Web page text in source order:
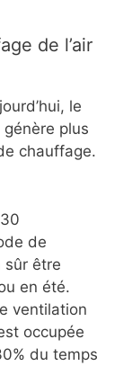
de l’air
le
génère plus
chauffage.
de
sûr être
en été.
ventilation
occupée
du temps